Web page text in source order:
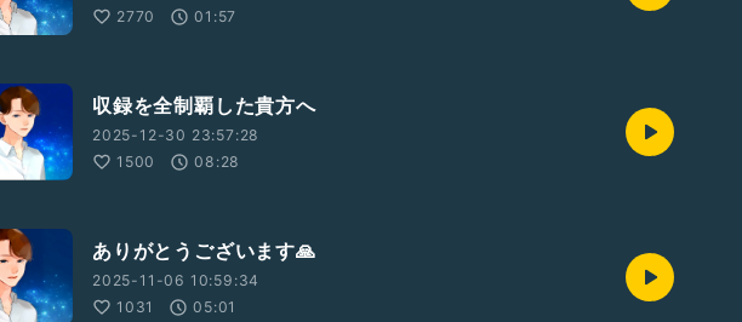
2770
01:57
収録を全制覇した貴方へ
2025-12-30 23:57:28
1500
08:28
ありがとうございます🙏
2025-11-06 10:59:34
1031
05:01